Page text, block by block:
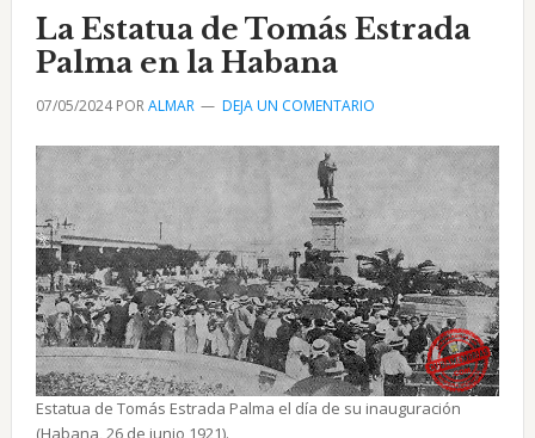
Valley
a
la
Habana
La Estatua de Tomás Estrada
Palma en la Habana
07/05/2024PORALMAR DEJA UN COMENTARIO
Estatua de Tomás Estrada Palma el día de su inauguración
(Habana, 26 de junio 1921).